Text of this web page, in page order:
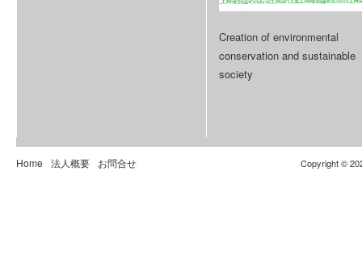
Creation of environmental
conservation and sustainable
society
Home 法人概要 お問合せ Copyright ©